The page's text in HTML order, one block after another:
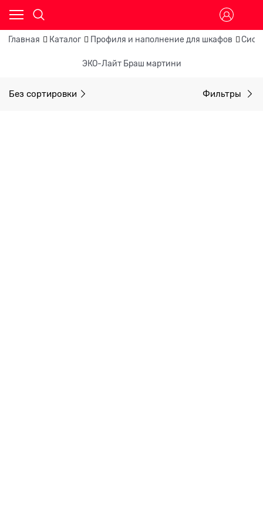
Главная Каталог Профиля и наполнение для шкафов
ЭКО-Лайт Браш мартини
Без сортировки Фильтры